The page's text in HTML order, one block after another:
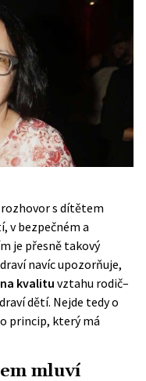
rozhovor s dítětem
v bezpečném a
je přesně takový
navíc upozorňuje,
kvalitu vztahu rodič–
dětí. Nejde tedy o
princip, který má
mluví